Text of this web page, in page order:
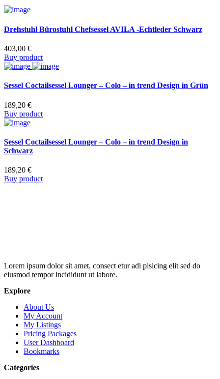
Drehstuhl Bürostuhl Chefsessel AVILA -Echtleder Schwarz
403,00 €
Buy product
Sessel Coctailsessel Lounger – Colo – in trend Design in Grün
189,20 €
Buy product
Sessel Coctailsessel Lounger – Colo – in trend Design in
Schwarz
189,20 €
Buy product
Lorem ipsum dolor sit amet, consect etur adi pisicing elit sed do
eiusmod tempor incididunt ut labore.
Explore
About Us
My Account
My Listings
Pricing Packages
User Dashboard
Bookmarks
Categories